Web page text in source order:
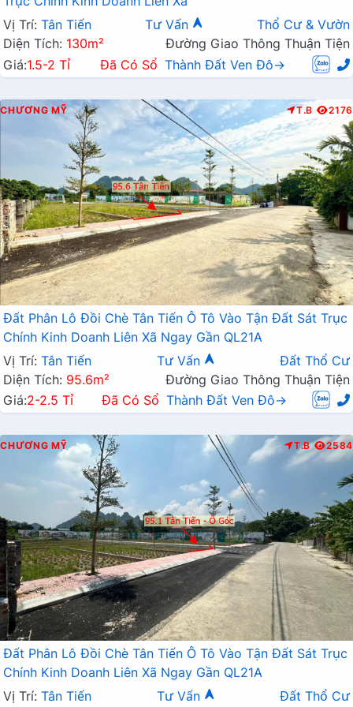
Vị Trí: Tân Tiến Tư Vấn
Thổ Cư & Vườn
Diện Tích: 130m²
Đường Giao Thông Thuận Tiện
Giá:1.5-2 Tỉ Đã Có Sổ Thành Đất Ven Đô→
CHƯƠNG MỸ T.B 2176
Đất Phân Lô Đồi Chè Tân Tiến Ô Tô Vào Tận Đất Sát Trục
Chính Kinh Doanh Liên Xã Ngay Gần QL21A
Vị Trí: Tân Tiến Tư Vấn
Đất Thổ Cư
Diện Tích: 95.6m²
Đường Giao Thông Thuận Tiện
Giá:2-2.5 Tỉ Đã Có Sổ Thành Đất Ven Đô→
CHƯƠNG MỸ T.B 2584
Đất Phân Lô Đồi Chè Tân Tiến Ô Tô Vào Tận Đất Sát Trục
Chính Kinh Doanh Liên Xã Ngay Gần QL21A
Vị Trí: Tân Tiến Tư Vấn
Đất Thổ Cư